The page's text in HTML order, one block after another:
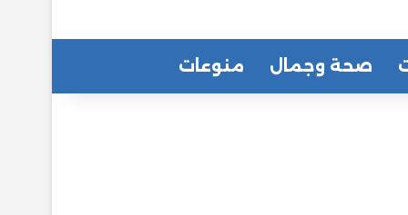
صحة وجمال منوعات